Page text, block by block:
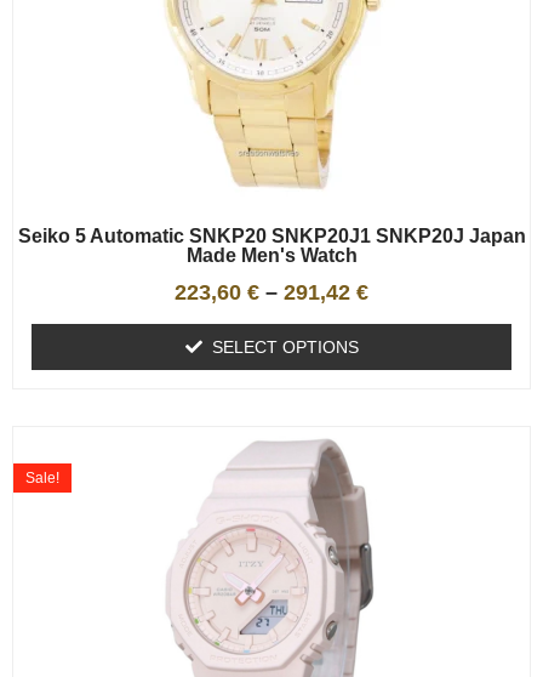
Seiko 5 Automatic SNKP20 SNKP20J1 SNKP20J Japan
Made Men's Watch
223,60 € – 291,42 €
SELECT OPTIONS
Sale!